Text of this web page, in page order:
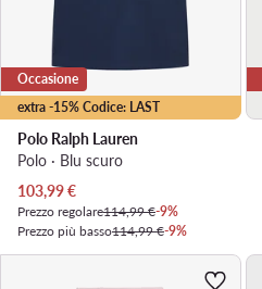
extra -15% Codice: LAST
Occasione
Polo Ralph Lauren
Polo · Blu scuro
Prezzo attuale
103,99€
Prezzo regolare114,99 €-9%
Prezzo più basso114,99 €-9%